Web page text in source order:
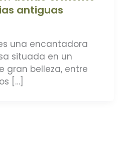
antiguas
una encantadora
situada en un
gran belleza, entre
[…]